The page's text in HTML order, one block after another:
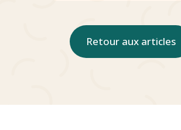
Retour aux articles